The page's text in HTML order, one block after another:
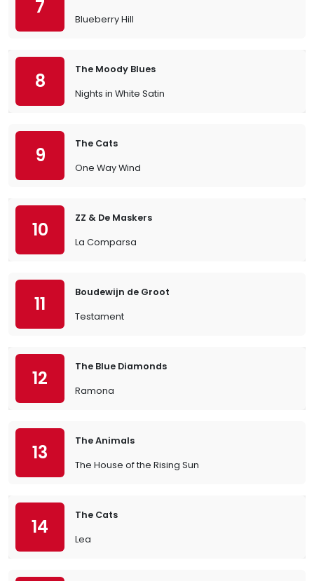
7
Blueberry Hill
8
The Moody Blues
Nights in White Satin
9
The Cats
One Way Wind
10
ZZ & De Maskers
La Comparsa
11
Boudewijn de Groot
Testament
12
The Blue Diamonds
Ramona
13
The Animals
The House of the Rising Sun
14
The Cats
Lea